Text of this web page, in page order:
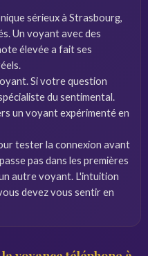
sérieux à Strasbourg,
Un voyant avec des
élevée a fait ses
Si votre question
du sentimental.
un voyant expérimenté en
tester la connexion avant
pas dans les premières
autre voyant. L'intuition
devez vous sentir en